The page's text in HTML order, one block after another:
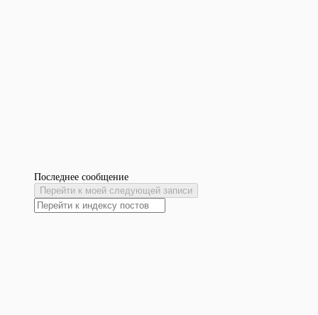
Последнее сообщение
Перейти к моей следующей записи